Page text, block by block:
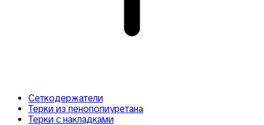
Сеткодержатели
Терки из пенополиуретана
Терки с накладками